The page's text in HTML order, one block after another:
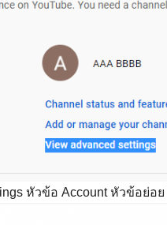
หัวข้อ Account หัวข้อย่อย